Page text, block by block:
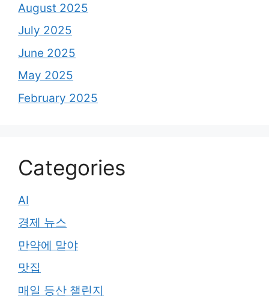
August 2025
July 2025
June 2025
May 2025
February 2025
Categories
AI
경제 뉴스
만약에 말야
맛집
매일 등산 챌린지